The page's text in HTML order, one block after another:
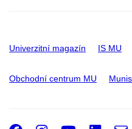
Univerzitní magazín IS MU
Obchodní centrum MU